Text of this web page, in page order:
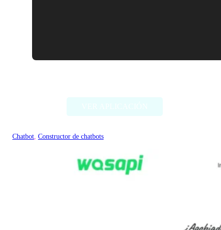
Chatbot, Constructor de chatbots